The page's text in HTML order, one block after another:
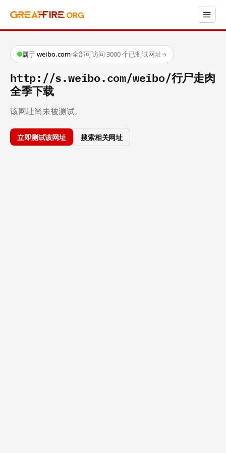
属于 weibo.com·全部可访问·3000 个已测试网址→
http://s.weibo.com/weibo/行尸走肉
全季下载
该网址尚未被测试。
立即测试该网址 搜索相关网址